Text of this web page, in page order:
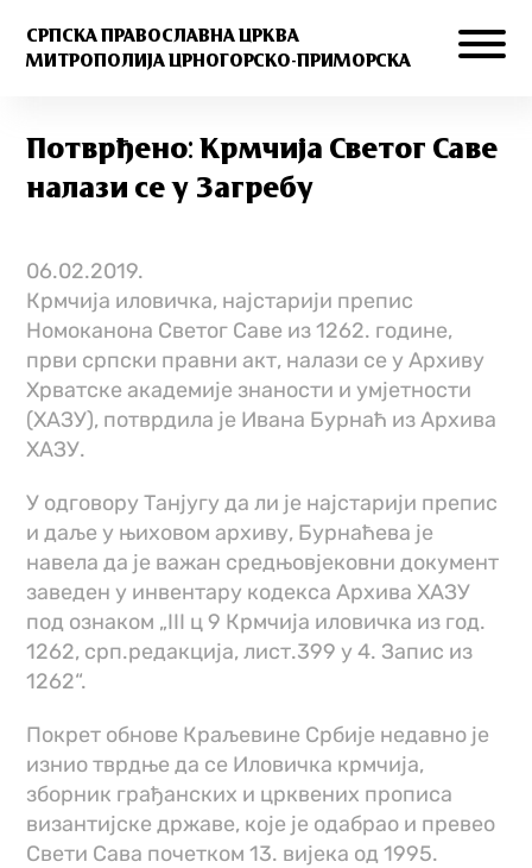
СРПСКА ПРАВОСЛАВНА ЦРКВА
МИТРОПОЛИЈА ЦРНОГОРСКО-ПРИМОРСКА
Потврђено: Крмчија Светог Саве
налази се у Загребу
06.02.2019.
Крмчија иловичка, најстарији препис
Номоканона Светог Саве из 1262. године,
први српски правни акт, налази се у Архиву
Хрватске академије знаности и умјетности
(ХАЗУ), потврдила је Ивана Бурнаћ из Архива
ХАЗУ.
У одговору Танјугу да ли је најстарији препис
и даље у њиховом архиву, Бурнаћeва је
навела да је важан средњовјековни документ
заведен у инвентару кодекса Архива ХАЗУ
под ознаком „III ц 9 Крмчија иловичка из год.
1262, срп.редакција, лист.399 у 4. Запис из
1262“.
Покрет обнове Краљевине Србије недавно је
изнио тврдње да се Иловичка крмчија,
зборник грађанских и црквених прописа
византијске државе, које је одабрао и превео
Свети Сава почетком 13. вијека од 1995.